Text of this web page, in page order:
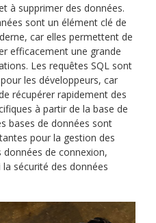
à supprimer des données.
sont un élément clé de
car elles permettent de
efficacement une grande
Les requêtes SQL sont
les développeurs, car
récupérer rapidement des
à partir de la base de
bases de données sont
pour la gestion des
de connexion,
sécurité des données